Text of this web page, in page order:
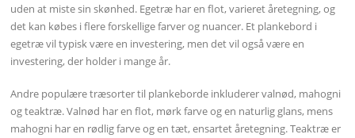
uden at miste sin skønhed. Egetræ har en flot, varieret åretegning, og
det kan købes i flere forskellige farver og nuancer. Et plankebord i
egetræ vil typisk være en investering, men det vil også være en
investering, der holder i mange år.
Andre populære træsorter til plankeborde inkluderer valnød, mahogni
og teaktræ. Valnød har en flot, mørk farve og en naturlig glans, mens
mahogni har en rødlig farve og en tæt, ensartet åretegning. Teaktræ er